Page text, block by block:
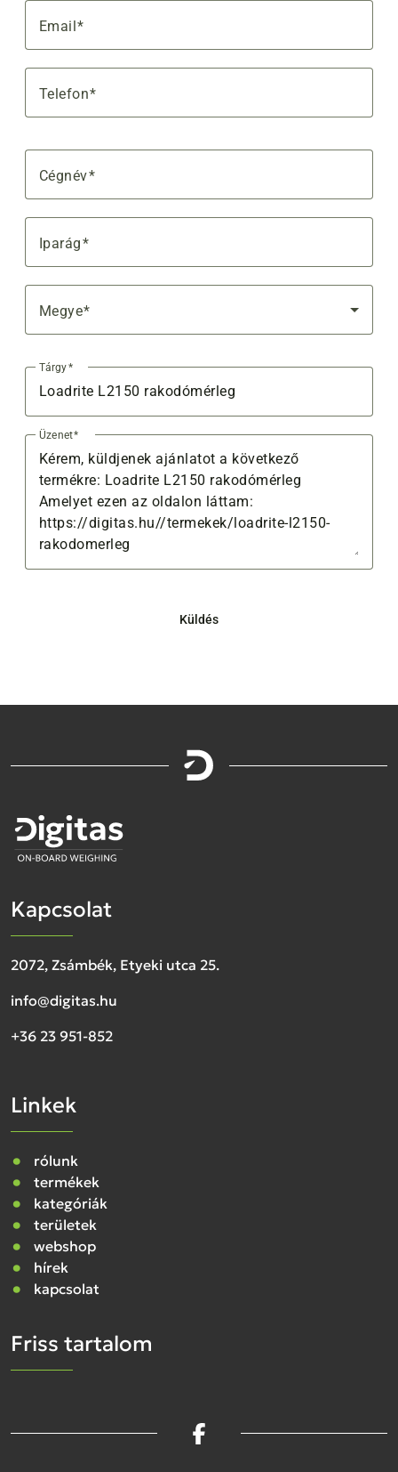
Email
Telefon
Cégnév
Iparág
Megye
Válassza ki a megyét
Tárgy
Üzenet
Küldés
Kapcsolat
2072, Zsámbék, Etyeki utca 25.
info@digitas.hu
+36 23 951-852
Linkek
rólunk
termékek
kategóriák
területek
webshop
hírek
kapcsolat
Friss tartalom